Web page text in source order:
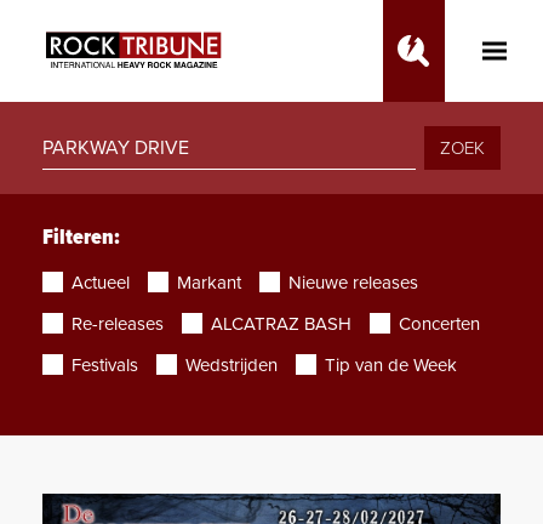
Toggle
ZOEK
Filteren:
Actueel Markant
Nieuwe releases
Re-releases
ALCATRAZ BASH
Concerten
Festivals
Wedstrijden Tip van de Week